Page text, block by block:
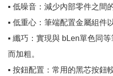
▪️ 低噪音：減少內部零件之間
▪️ 低重心：筆端配置金屬組件
▪️ 纖巧：實現與 bLen單色同
而加粗。
▪️ 按鈕配置：常用的黑芯按鈕